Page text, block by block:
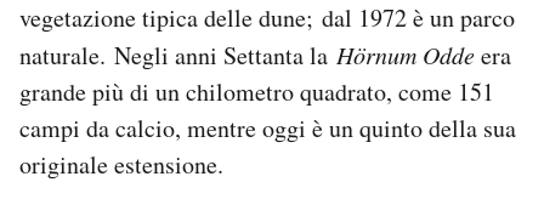
vegetazione tipica delle dune; dal 1972 è un parco
naturale. Negli anni Settanta la Hörnum Oddeera
grande più di un chilometro quadrato, come 151
campi da calcio, mentre oggi è un quinto della sua
originale estensione.